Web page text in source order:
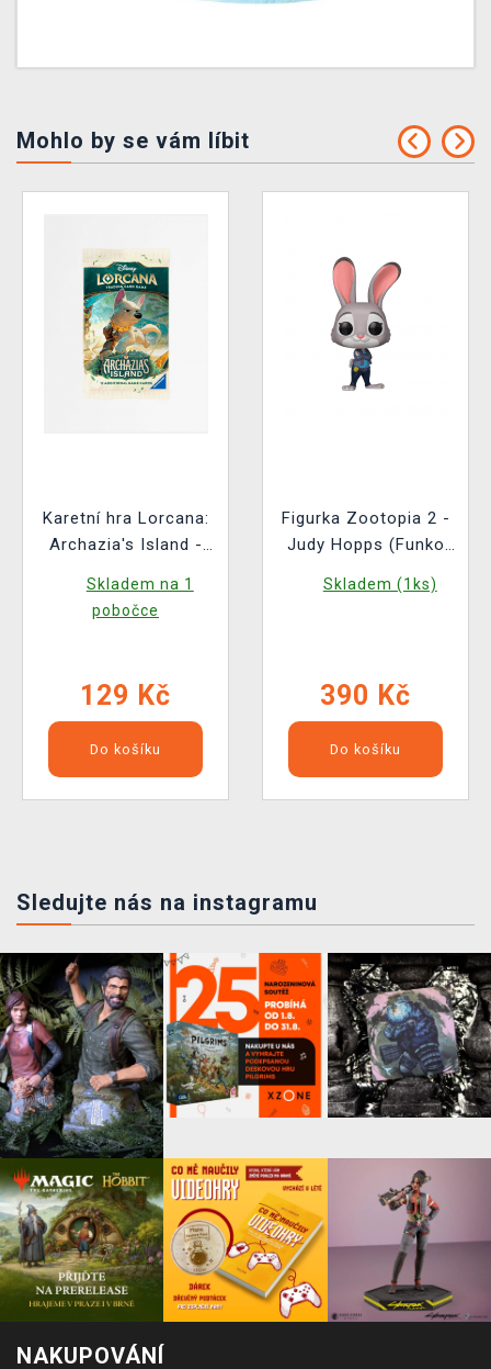
Mohlo by se vám líbit
Karetní hra Lorcana:
Archazia's Island -
Skladem na 1
pobočce
129 Kč
Do košíku
Figurka Zootopia 2 -
Judy Hopps (Funko
Skladem (1ks)
390 Kč
Do košíku
Sledujte nás na instagramu
NAKUPOVÁNÍ